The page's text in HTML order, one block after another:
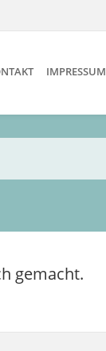
IMPRESSUM
gemacht.